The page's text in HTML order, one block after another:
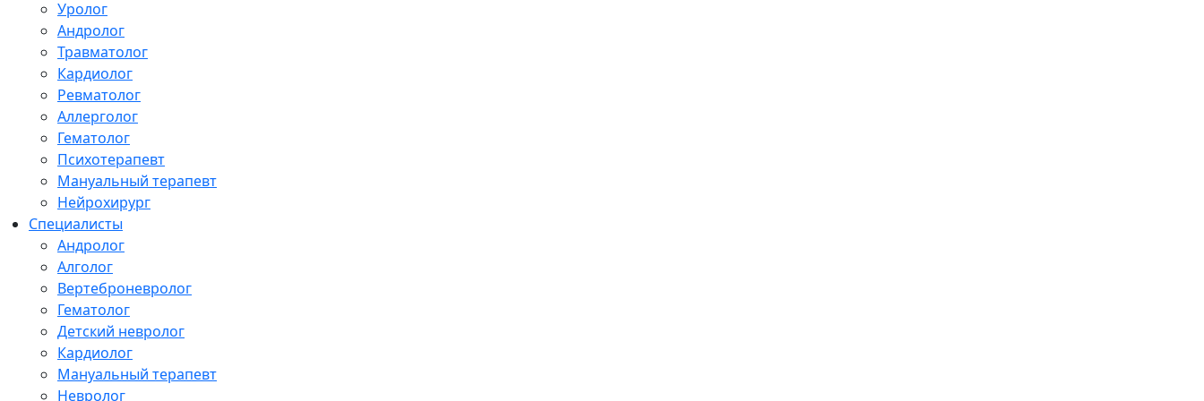
Уролог
Андролог
Травматолог
Кардиолог
Ревматолог
Аллерголог
Гематолог
Психотерапевт
Мануальный терапевт
Нейрохирург
Специалисты
Андролог
Алголог
Вертеброневролог
Гематолог
Детский невролог
Кардиолог
Мануальный терапевт
Невролог